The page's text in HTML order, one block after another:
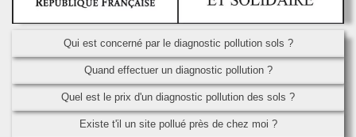
Qui est concerné par le diagnostic pollution sols ?
Quand effectuer un diagnostic pollution ?
Quel est le prix d'un diagnostic pollution des sols ?
Existe t'il un site pollué près de chez moi ?